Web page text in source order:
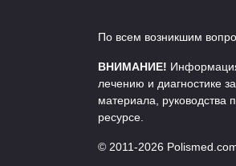
множество
0 4
По всем возникшим
ВНИМАНИЕ!
лечению и диагностике
материала, руководства
ресурсе.
© 2011-2026